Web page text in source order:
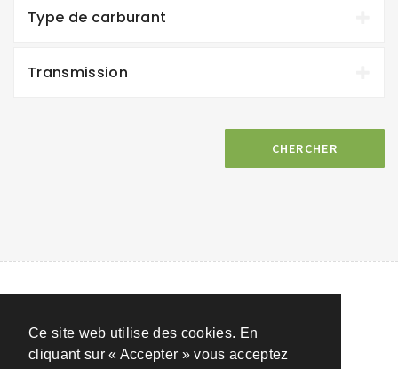
Ce site web utilise des cookies. En
cliquant sur « Accepter » vous acceptez
Type de carburant
Transmission
CHERCHER